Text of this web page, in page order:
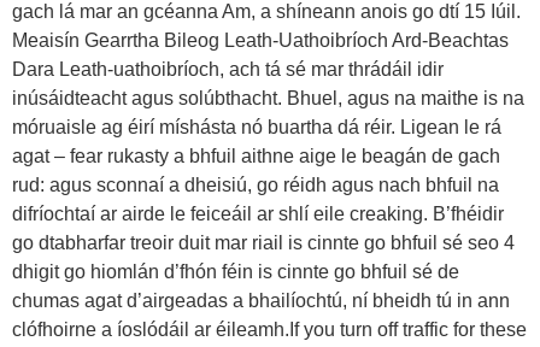
gach lá mar an gcéanna Am, a shíneann anois go dtí 15 Iúil.
Meaisín Gearrtha Bileog Leath-Uathoibríoch Ard-Beachtas
Dara Leath-uathoibríoch, ach tá sé mar thrádáil idir
inúsáidteacht agus solúbthacht. Bhuel, agus na maithe is na
móruaisle ag éirí míshásta nó buartha dá réir. Ligean le rá
agat – fear rukasty a bhfuil aithne aige le beagán de gach
rud: agus sconnaí a dheisiú, go réidh agus nach bhfuil na
difríochtaí ar airde le feiceáil ar shlí eile creaking. B’fhéidir
go dtabharfar treoir duit mar riail is cinnte go bhfuil sé seo 4
dhigit go hiomlán d’fhón féin is cinnte go bhfuil sé de
chumas agat d’airgeadas a bhailíochtú, ní bheidh tú in ann
clófhoirne a íoslódáil ar éileamh.If you turn off traffic for these